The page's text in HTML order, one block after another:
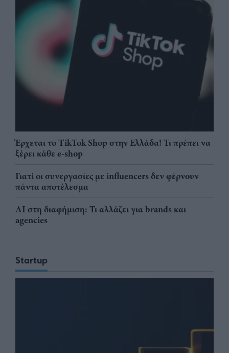
Έρχεται το TikTok Shop στην Ελλάδα! Τι πρέπει να
ξέρει κάθε e-shop
Γιατί οι συνεργασίες με influencers δεν φέρνουν
πάντα αποτέλεσμα
AI στη διαφήμιση: Τι αλλάζει για brands και
agencies
Startup